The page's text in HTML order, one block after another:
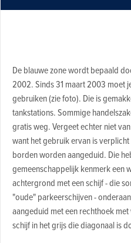
De blauwe zone wordt bepaald
2002. Sinds 31 maart 2003 moet
gebruiken (zie foto). Die is
tankstations. Sommige
gratis weg. Vergeet echter niet
want het gebruik ervan is
borden worden aangeduid. Die
gemeenschappelijk kenmerk een
achtergrond met een schijf - die
"oude" parkeerschijven -
aangeduid met een rechthoek
schijf in het grijs die diagonaal is